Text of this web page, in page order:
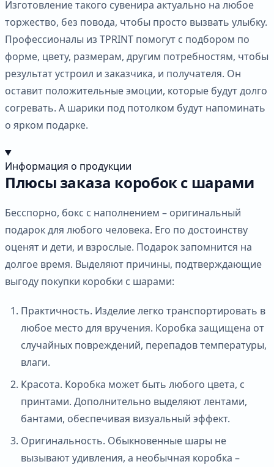
Изготовление такого сувенира актуально на любое
торжество, без повода, чтобы просто вызвать улыбку.
Профессионалы из TPRINT помогут с подбором по
форме, цвету, размерам, другим потребностям, чтобы
результат устроил и заказчика, и получателя. Он
оставит положительные эмоции, которые будут долго
согревать. А шарики под потолком будут напоминать
о ярком подарке.
Информация о продукции
Плюсы заказа коробок с шарами
Бесспорно, бокс с наполнением – оригинальный
подарок для любого человека. Его по достоинству
оценят и дети, и взрослые. Подарок запомнится на
долгое время. Выделяют причины, подтверждающие
выгоду покупки коробки с шарами:
Практичность. Изделие легко транспортировать в
любое место для вручения. Коробка защищена от
случайных повреждений, перепадов температуры,
влаги.
Красота. Коробка может быть любого цвета, с
принтами. Дополнительно выделяют лентами,
бантами, обеспечивая визуальный эффект.
Оригинальность. Обыкновенные шары не
вызывают удивления, а необычная коробка –